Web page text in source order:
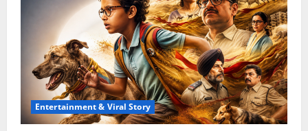
संगीता
तलाक
की
याचिका,
कोर्ट
ने
केस
किया
खत्म;
जानिए
Entertainment & Viral Story